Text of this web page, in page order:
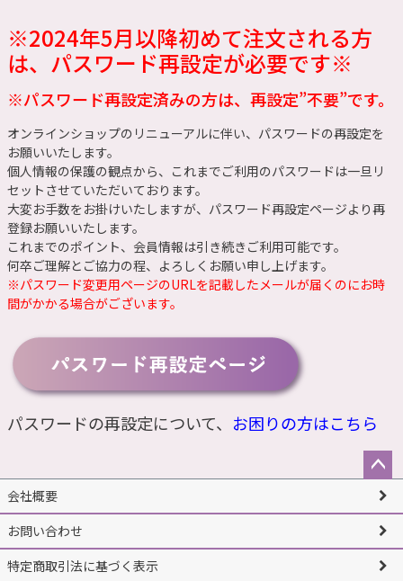
※2024年5月以降初めて注文される方
は、パスワード再設定が必要です※
※パスワード再設定済みの方は、再設定”不要”です。
オンラインショップのリニューアルに伴い、パスワードの再設定を
お願いいたします。
個人情報の保護の観点から、これまでご利用のパスワードは一旦リ
セットさせていただいております。
大変お手数をお掛けいたしますが、 パスワード再設定ページより再
登録お願いいたします。
これまでのポイント、会員情報は引き続きご利用可能です。
何卒ご理解とご協力の程、よろしくお願い申し上げます。
※パスワード変更用ページのURLを記載したメールが届くのにお時
間がかかる場合がございます。
パスワードの再設定について、 お困りの方はこちら
ペー
ップ
へ
会社概要
お問い合わせ
特定商取引法に基づく表示